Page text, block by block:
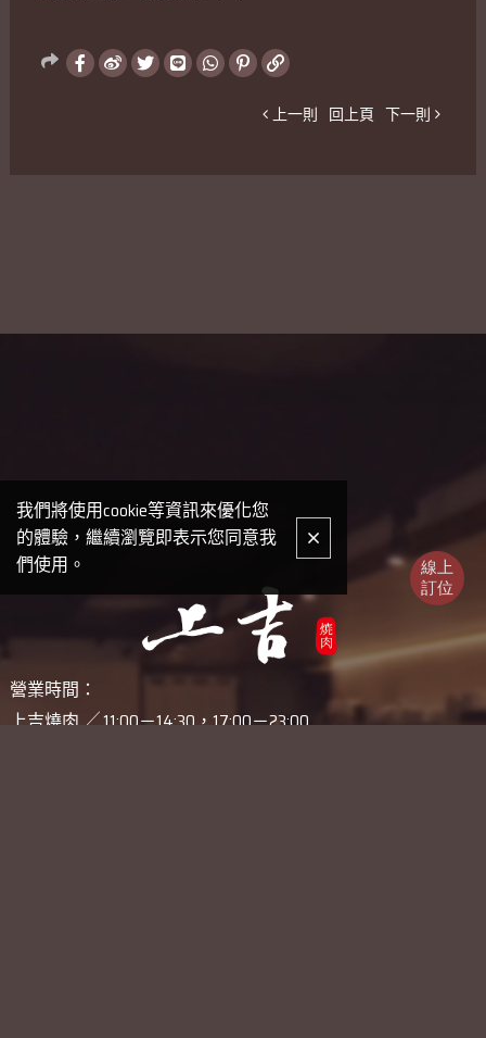
上一則 回上頁 下一則
營業時間：
上吉燒肉 ╱ 11:00－14:30，17:00－23:00
我們將使用cookie等資訊來優化您
的體驗，繼續瀏覽即表示您同意我
們使用。